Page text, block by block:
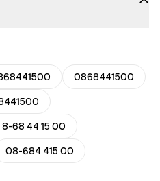
0868441500
68 44 15 00
08-684 415 00